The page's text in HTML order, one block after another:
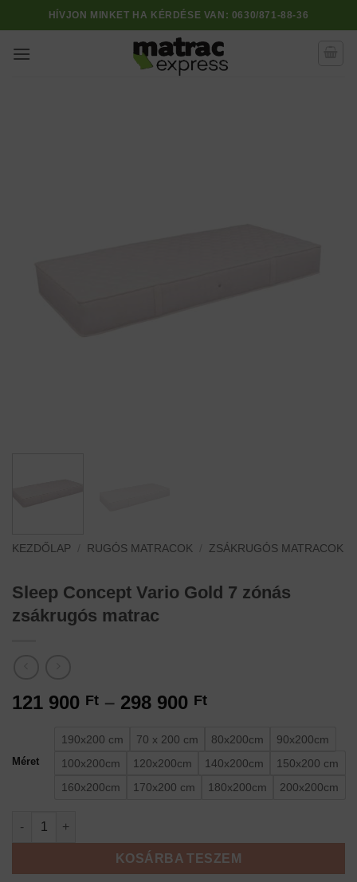
to
content
HÍVJON MINKET HA KÉRDÉSE VAN: 0630/871-88-36
KEZDŐLAP RUGÓS MATRACOK ZSÁKRUGÓS MATRACOK
Sleep Concept Vario Gold 7 zónás
zsákrugós matrac
121 900 Ft – 298 900 FtÁrtartomány:
900 Ft
-
298
900 Ft
Méret
190x200 cm 70 x 200 cm 80x200cm
90x200cm
100x200cm
120x200cm 140x200cm
150x200 cm
160x200cm
170x200 cm 180x200cm 200x200cm
Sleep Concept Vario Gold 7 zónás zsákrugós matrac
KOSÁRBA TESZEM